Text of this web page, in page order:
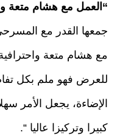
“العمل مع هشام متعة
جمعها القدر مع
مع هشام متعة واحترافية
للعرض فهو ملم بكل
الإضاءة، يجعل الأمر
كبيرا وتركيزا عاليا “.